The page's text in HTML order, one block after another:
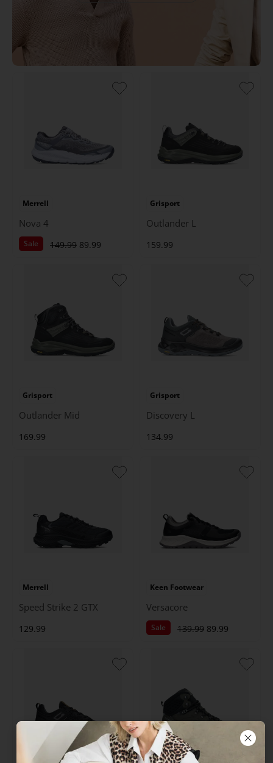
Merrell
Nova 4
Sale 149.99 89.99
Grisport
Outlander L
159.99
Grisport
Outlander Mid
169.99
Grisport
Discovery L
134.99
Merrell
Speed Strike 2 GTX
129.99
Keen Footwear
Versacore
Sale 139.99 89.99